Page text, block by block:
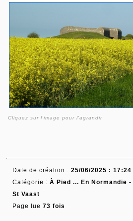
Cliquez sur l'image pour l'agrandir
Date de création : 25/06/2025 : 17:24
Catégorie : À Pied ... En Normandie -
St Vaast
Page lue 73 fois